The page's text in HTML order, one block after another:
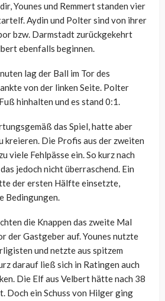
Younes und Remmert standen vier
Aydin und Polter sind von ihrer
bzw. Darmstadt zurückgekehrt
ebenfalls beginnen.
lag der Ball im Tor des
von der linken Seite. Polter
hinhalten und es stand 0:1.
das Spiel, hatte aber
kreieren. Die Profis aus der zweiten
viele Fehlpässe ein. So kurz nach
jedoch nicht überraschend. Ein
der ersten Hälfte einsetzte,
Bedingungen.
die Knappen das zweite Mal
der Gastgeber auf. Younes nutzte
und netzte aus spitzem
darauf ließ sich in Ratingen auch
Die Elf aus Velbert hätte nach 38
Doch ein Schuss von Hilger ging